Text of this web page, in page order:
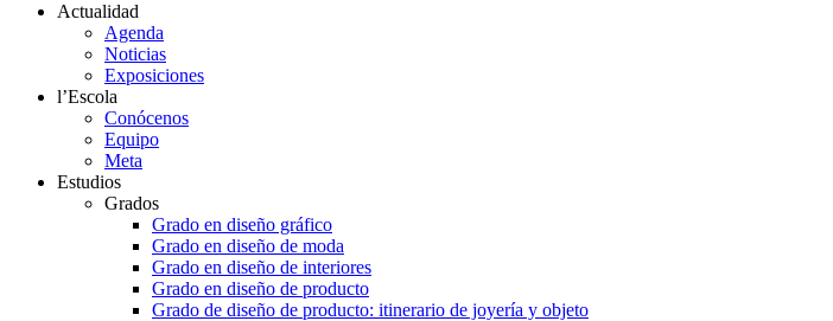
Actualidad
Agenda
Noticias
Exposiciones
l’Escola
Conócenos
Equipo
Meta
Estudios
Grados
Grado en diseño gráfico
Grado en diseño de moda
Grado en diseño de interiores
Grado en diseño de producto
Grado de diseño de producto: itinerario de joyería y objeto